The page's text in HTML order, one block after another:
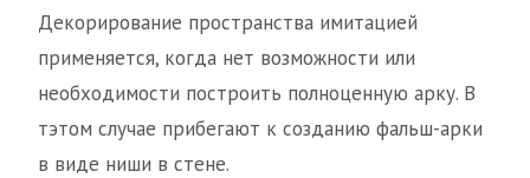
Декорирование пространства имитацией
применяется, когда нет возможности или
необходимости построить полноценную арку. В
тэтом случае прибегают к созданию фальш-арки
в виде ниши в стене.